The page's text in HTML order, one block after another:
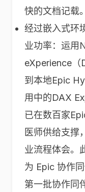
快的文档记载。
经过嵌入式环
业功率：运用
eXperience（
到本地Epic
用中的DAX
已在数百家
医师供给支撑
业流程体会。
为 Epic 协作
第一批协作同